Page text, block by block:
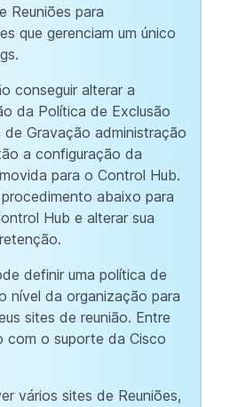
Reuniões para
que gerenciam um único
conseguir alterar a
da Política de Exclusão
de Gravação administração
a configuração da
para o Control Hub.
abaixo para
Hub e alterar sua
definir uma política de
nível da organização para
sites de reunião. Entre
com o suporte da Cisco
vários sites de Reuniões,